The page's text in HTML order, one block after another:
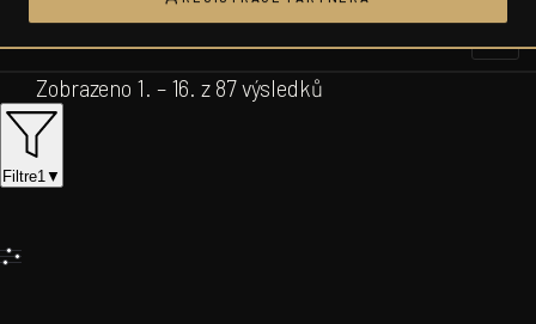
Přeskočit
na
obsah
Zobrazeno 1. – 16. z 87 výsledků
Filtre1▼